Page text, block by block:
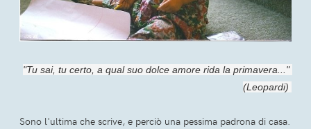
"Tu sai, tu certo, a qual suo dolce amore rida la primavera..."
(Leopardi)
Sono l'ultima che scrive, e perciò una pessima padrona di casa.